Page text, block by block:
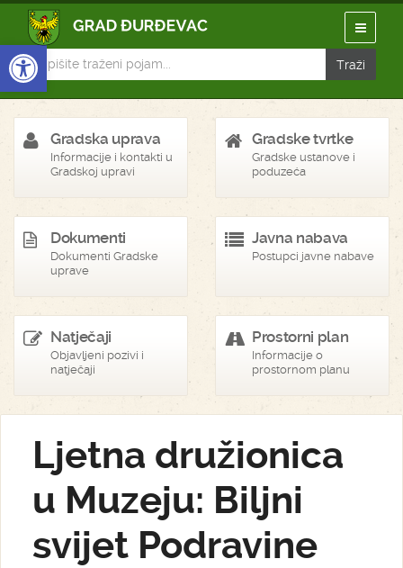
Open toolbar
Gradska uprava
Informacije i kontakti u
Gradskoj upravi
Gradske tvrtke
Gradske ustanove i
poduzeća
Dokumenti
Dokumenti Gradske
uprave
Javna nabava
Postupci javne nabave
Natječaji
Objavljeni pozivi i
natječaji
Prostorni plan
Informacije o
prostornom planu
Ljetna družionica
u Muzeju: Biljni
svijet Podravine